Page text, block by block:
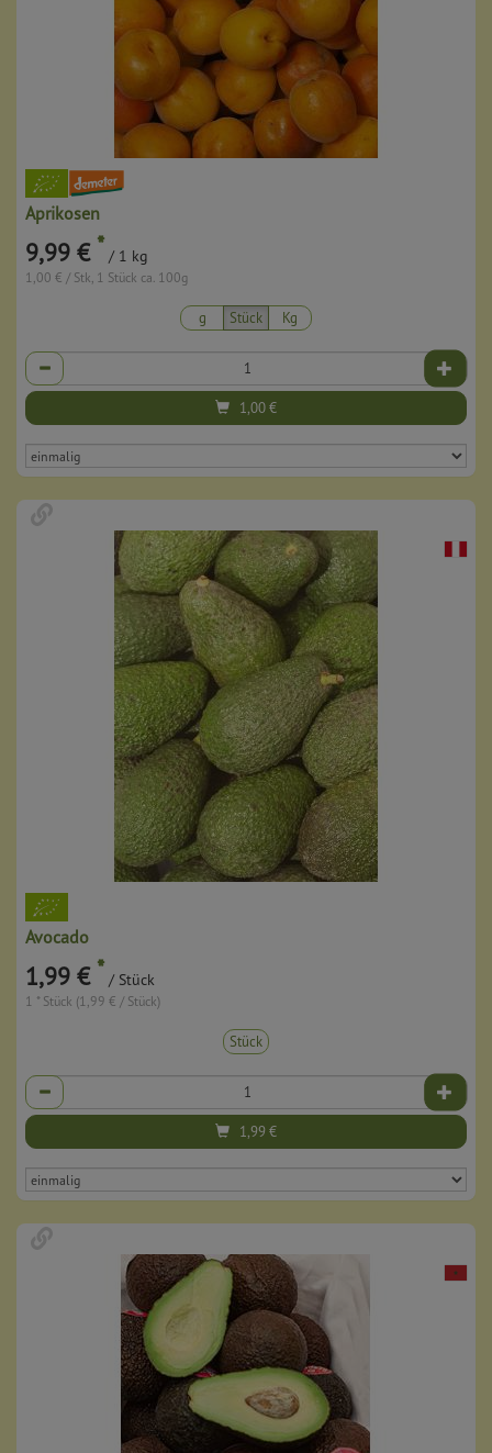
Aprikosen
9,99 € * / 1 kg
1,00 € / Stk, 1 Stück ca. 100g
g Stück Kg
Anzahl
1,00€
Avocado
1,99 € * / Stück
1 * Stück (1,99 € / Stück)
Stück
Anzahl
1,99€